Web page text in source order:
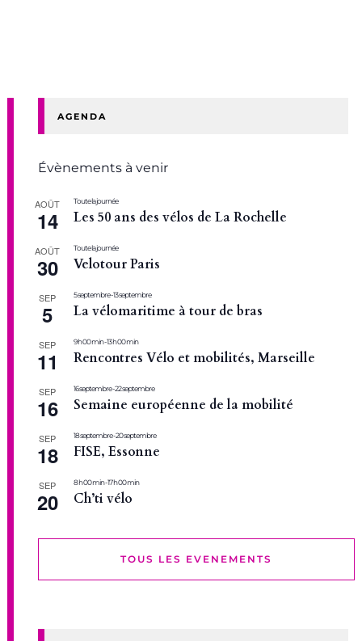
AGENDA
Évènements à venir
AOÛT
14
Toute la journée
Les 50 ans des vélos de La Rochelle
AOÛT
30
Toute la journée
Velotour Paris
SEP
5
5 septembre-13 septembre
La vélomaritime à tour de bras
SEP
11
9 h 00 min-13 h 00 min
Rencontres Vélo et mobilités, Marseille
SEP
16
16 septembre-22 septembre
Semaine européenne de la mobilité
SEP
18
18 septembre-20 septembre
FISE, Essonne
SEP
20
8 h 00 min-17 h 00 min
Ch’ti vélo
TOUS LES EVENEMENTS